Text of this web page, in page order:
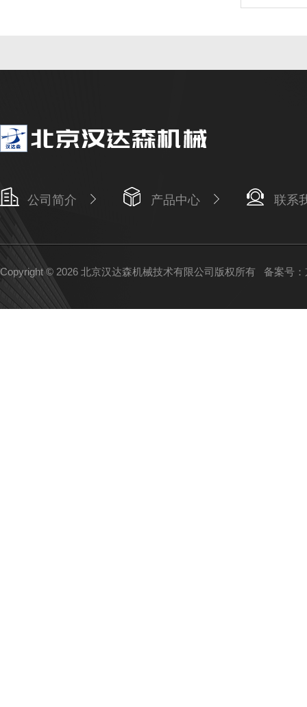
公司简介 产品中心 联系
Copyright © 2026 北京汉达森机械技术有限公司版权所有 备案号：